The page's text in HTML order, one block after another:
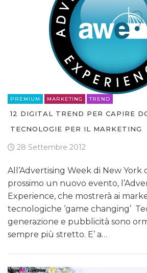
PREMIUM MARKETING TREND
12 DIGITAL TREND PER CAPIRE
TECNOLOGIE PER IL MARKETING
28 Settembre 2012
All’Advertising Week di New
prossimo un nuovo evento,
Experience, che mostrerà ai
tecnologiche ‘game changing’
generazione e pubblicità sono
sempre più stretto. E’ a…